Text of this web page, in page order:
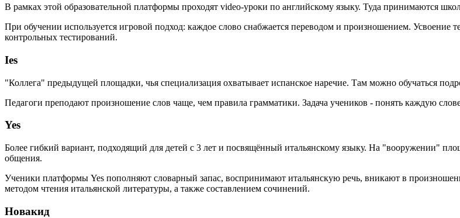
В рамках этой образовательной платформы проходят video-уроки по английскому языку. Туда принимаются
При обучении используется игровой подход: каждое слово снабжается переводом и произношением. Усвоение
контрольных тестирований.
Ies
"Коллега" предыдущей площадки, чья специализация охватывает испанское наречие. Там можно обучаться
Педагоги преподают произношение слов чаще, чем правила грамматики. Задача учеников - понять каждую
Yes
Более гибкий вариант, подходящий для детей с 3 лет и посвящённый итальянскому языку. На "вооружении"
общения.
Ученики платформы Yes пополняют словарный запас, воспринимают итальянскую речь, вникают в
методом чтения итальянской литературы, а также составлением сочинений.
Новакид